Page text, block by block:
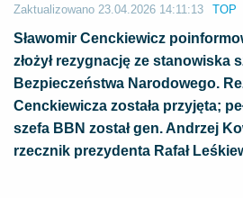
Zaktualizowano 23.04.2026 14:11:13 TOP
​Sławomir Cenckiewicz
złożył rezygnację ze stanowiska
Bezpieczeństwa Narodowego.
Cenckiewicza została przyjęta;
szefa BBN został gen. Andrzej
rzecznik prezydenta Rafał